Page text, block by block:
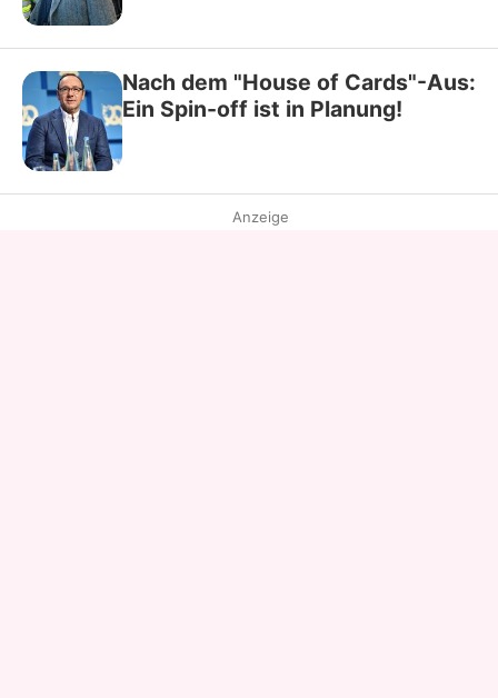
Nach dem "House of Cards"-Aus:
Ein Spin-off ist in Planung!
Anzeige